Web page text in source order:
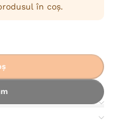
în coș.